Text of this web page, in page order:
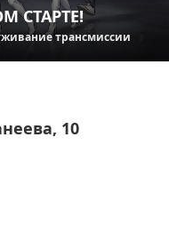
СТАРТЕ!
трансмиссии
10